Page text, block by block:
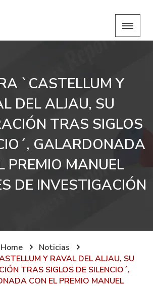
`CASTELLUM Y
DEL ALJAU, SU
TRAS SIGLOS
GALARDONADA
PREMIO MANUEL
DE INVESTIGACIÓN
Home
Noticias
Y RAVAL DEL ALJAU, SU
TRAS SIGLOS DE SILENCIO´,
CON EL PREMIO MANUEL